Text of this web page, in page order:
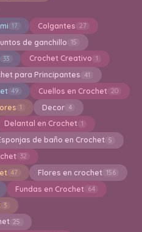
17 Colgantes 27
de ganchillo 15
33 Crochet Creativo 1
para Principantes 41
49 Cuellos en Crochet 20
1 Decor 4
Delantal en Crochet 1
de baño en Crochet 5
32
47 Flores en crochet 156
Fundas en Crochet 64
3
25